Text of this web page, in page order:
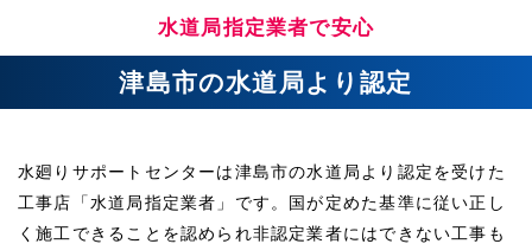
水道局指定業者で安心
津島市の水道局より認定
水廻りサポートセンターは津島市の水道局より認定を受けた
工事店「水道局指定業者」です。国が定めた基準に従い正し
く施工できることを認められ非認定業者にはできない工事も